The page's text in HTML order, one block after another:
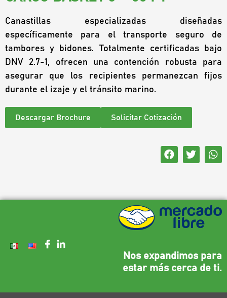
Canastillas especializadas diseñadas
específicamente para el transporte seguro de
tambores y bidones. Totalmente certificadas bajo
DNV 2.7-1, ofrecen una contención robusta para
asegurar que los recipientes permanezcan fijos
durante el izaje y el tránsito marino.
Descargar Brochure Solicitar Cotización
Nos expandimos para
estar más cerca de ti.